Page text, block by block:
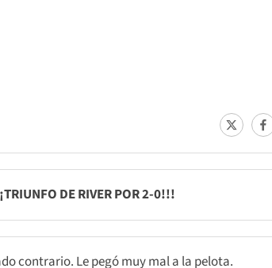
DE RIVER POR 2-0!!!
contrario. Le pegó muy mal a la pelota.